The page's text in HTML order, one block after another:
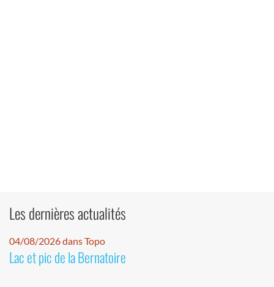
Les dernières actualités
04/08/2026 dans Topo
Lac et pic de la Bernatoire